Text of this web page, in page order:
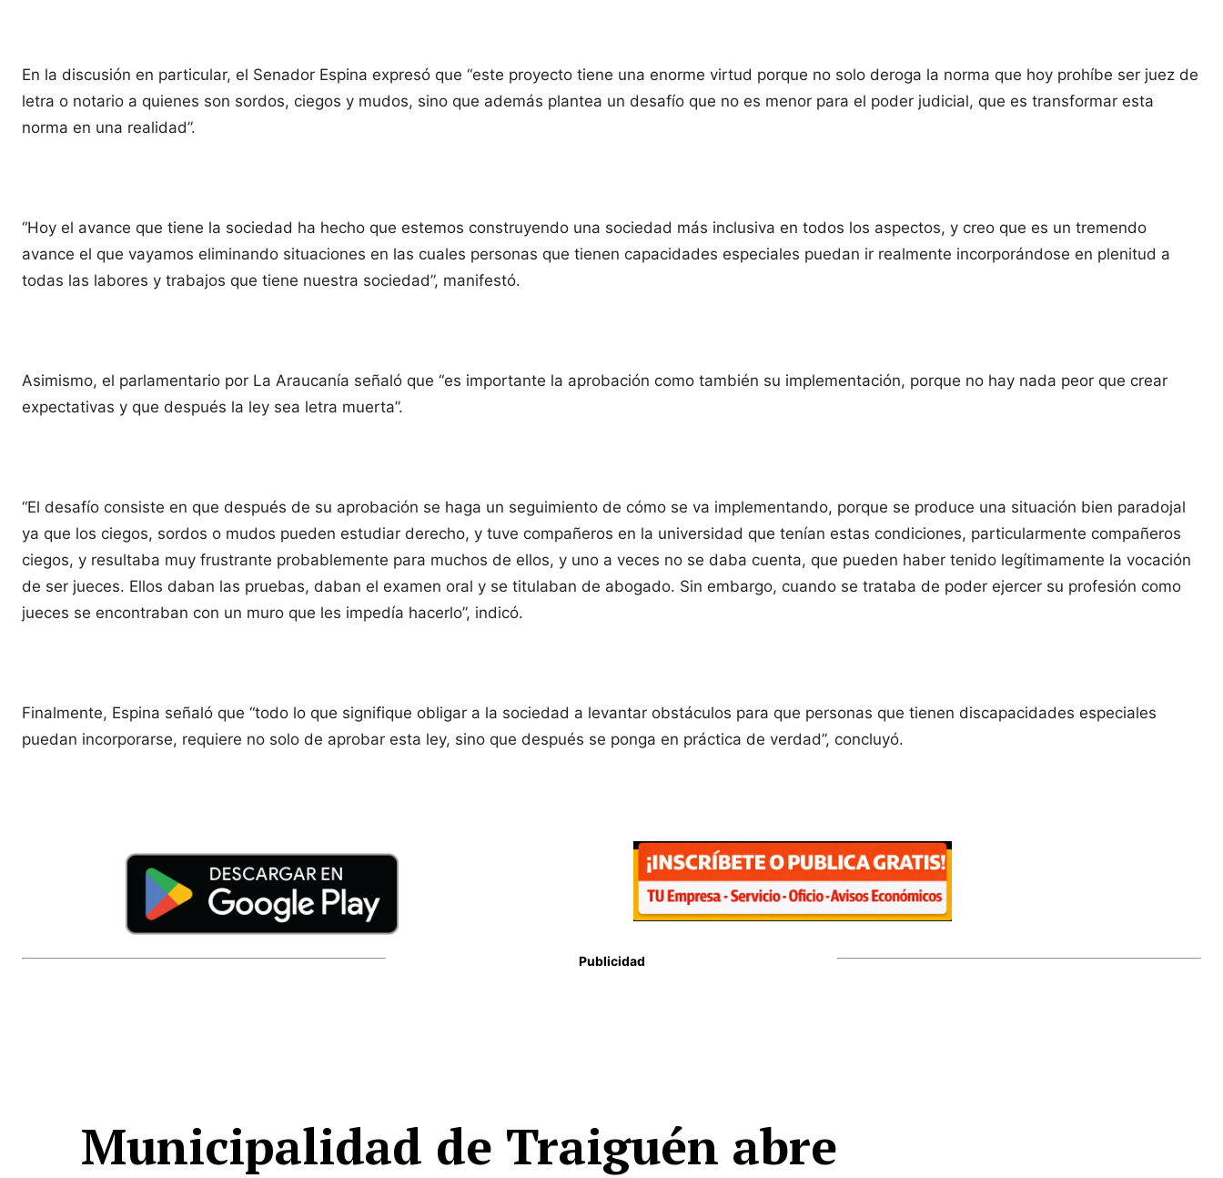
En la discusión en particular, el Senador Espina expresó que “este proyecto tiene una enorme virtud porque no solo deroga la norma que hoy prohíbe ser juez de
letra o notario a quienes son sordos, ciegos y mudos, sino que además plantea un desafío que no es menor para el poder judicial, que es transformar esta
norma en una realidad”.
“Hoy el avance que tiene la sociedad ha hecho que estemos construyendo una sociedad más inclusiva en todos los aspectos, y creo que es un tremendo
avance el que vayamos eliminando situaciones en las cuales personas que tienen capacidades especiales puedan ir realmente incorporándose en plenitud a
todas las labores y trabajos que tiene nuestra sociedad”, manifestó.
Asimismo, el parlamentario por La Araucanía señaló que “es importante la aprobación como también su implementación, porque no hay nada peor que crear
expectativas y que después la ley sea letra muerta”.
“El desafío consiste en que después de su aprobación se haga un seguimiento de cómo se va implementando, porque se produce una situación bien paradojal
ya que los ciegos, sordos o mudos pueden estudiar derecho, y tuve compañeros en la universidad que tenían estas condiciones, particularmente compañeros
ciegos, y resultaba muy frustrante probablemente para muchos de ellos, y uno a veces no se daba cuenta, que pueden haber tenido legítimamente la vocación
de ser jueces. Ellos daban las pruebas, daban el examen oral y se titulaban de abogado. Sin embargo, cuando se trataba de poder ejercer su profesión como
jueces se encontraban con un muro que les impedía hacerlo”, indicó.
Finalmente, Espina señaló que “todo lo que signifique obligar a la sociedad a levantar obstáculos para que personas que tienen discapacidades especiales
puedan incorporarse, requiere no solo de aprobar esta ley, sino que después se ponga en práctica de verdad”, concluyó.
Publicidad